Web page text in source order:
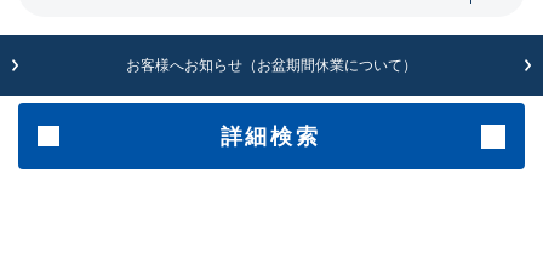
お客様へお知らせ（お盆期間休業について）
詳細検索
その他・雑品(1063)傷が極めて少ない極上品